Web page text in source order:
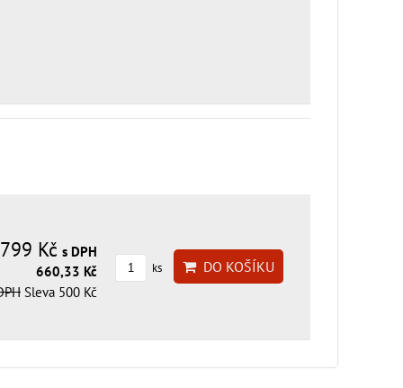
799 Kč s DPH
660,33 Kč
Sleva 500 Kč
ks DO KOŠÍKU